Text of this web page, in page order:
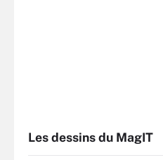
Les dessins du MagIT